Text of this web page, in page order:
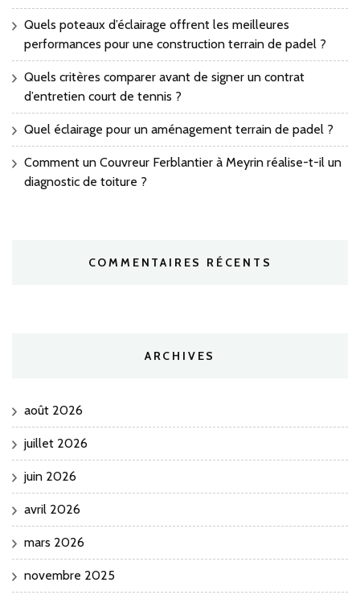
Quels poteaux d’éclairage offrent les meilleures
performances pour une construction terrain de padel ?
Quels critères comparer avant de signer un contrat
d’entretien court de tennis ?
Quel éclairage pour un aménagement terrain de padel ?
Comment un Couvreur Ferblantier à Meyrin réalise-t-il un
diagnostic de toiture ?
COMMENTAIRES RÉCENTS
ARCHIVES
août 2026
juillet 2026
juin 2026
avril 2026
mars 2026
novembre 2025